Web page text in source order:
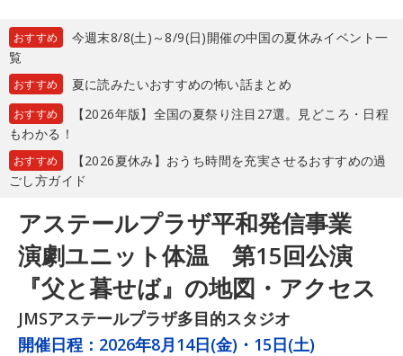
おすすめ
今週末8/8(土)～8/9(日)開催の中国の夏休みイベント一
覧
おすすめ 夏に読みたいおすすめの怖い話まとめ
おすすめ
【2026年版】全国の夏祭り注目27選。見どころ・日程
もわかる！
おすすめ
【2026夏休み】おうち時間を充実させるおすすめの過
ごし方ガイド
アステールプラザ平和発信事業
演劇ユニット体温 第15回公演
『父と暮せば』の地図・アクセス
JMSアステールプラザ多目的スタジオ
開催日程： 2026年8月14日(金)・15日(土)